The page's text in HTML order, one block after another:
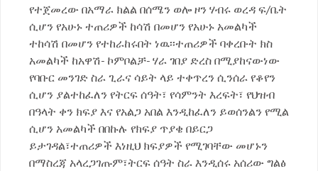
የተጀመረው በአማራ ክልል በሰሜን ወሎ ዞን ሃብሩ ወረዳ ፍ/ቤት
ሲሆን የአሁኑ ተጠሪዎች ከሳሽ በመሆን የአሁኑ አመልካች
ተከሳሽ በመሆን የተከራከሩበት ነዉ፡፡ተጠሪዎች ባቀረቡት ክስ
አመልካች ከአዋሽ- ኮምቦልቻ- ሃራ ገበያ ድረስ በሚያከናውነው
የባቡር መንገድ ስራ ጊራና ሳይት ላይ ተቀጥረን ሲንሰራ የቆየን
ሲሆን ያልተከፈለን የትርፍ ሰዓት፣ የሳምንት እረፍት፣ የህዝብ
በዓላት ቀን ክፍያ እና የአልጋ አበል እንዲከፈለን ይወሰንልን የሚል
ሲሆን አመልካች በበኩሉ የክፍያ ጥያቄ በይርጋ
ይታገዳል፣ተጠሪዎች እነዚህ ክፍያዎች የሚገባቸው መሆኑን
በማስረጃ አላረጋገጡም፣ትርፍ ሰዓት ስራ እንዲሰሩ አሰሪው ግልፅ